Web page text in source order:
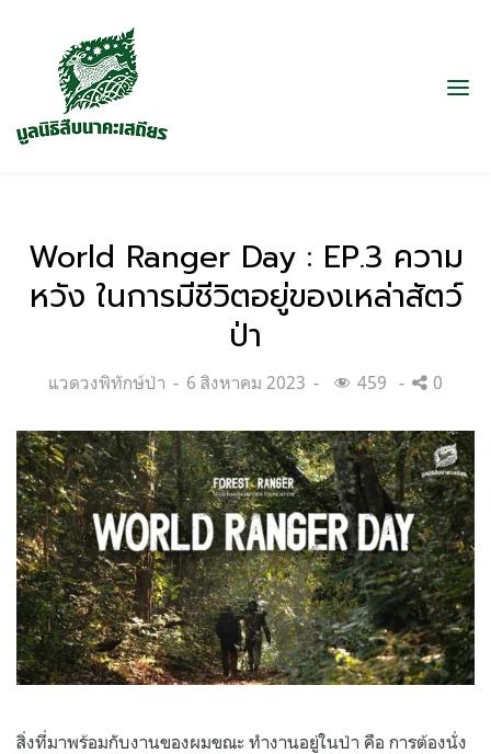
World Ranger Day : EP.3 ความ
หวัง ในการมีชีวิตอยู่ของเหล่าสัตว์
ป่า
Categories:
แวดวงพิทักษ์ป่า
Posted
6 สิงหาคม 2023 459 0
สิ่งที่มาพร้อมกับงานของผมขณะ ทำงานอยู่ในป่า คือ การต้องนั่ง